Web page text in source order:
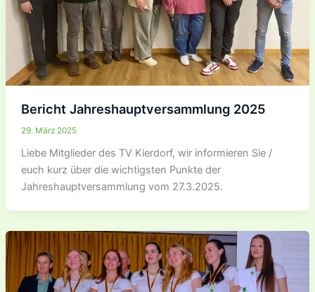
Bericht Jahreshauptversammlung 2025
29. März 2025
Liebe Mitglieder des TV Kierdorf, wir informieren Sie /
euch kurz über die wichtigsten Punkte der
Jahreshauptversammlung vom 27.3.2025.